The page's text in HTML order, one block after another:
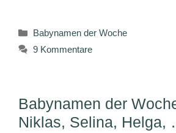
Kategorien
Babynamen der Woche
9 Kommentare
Babynamen der
Niklas, Selina, Helga,